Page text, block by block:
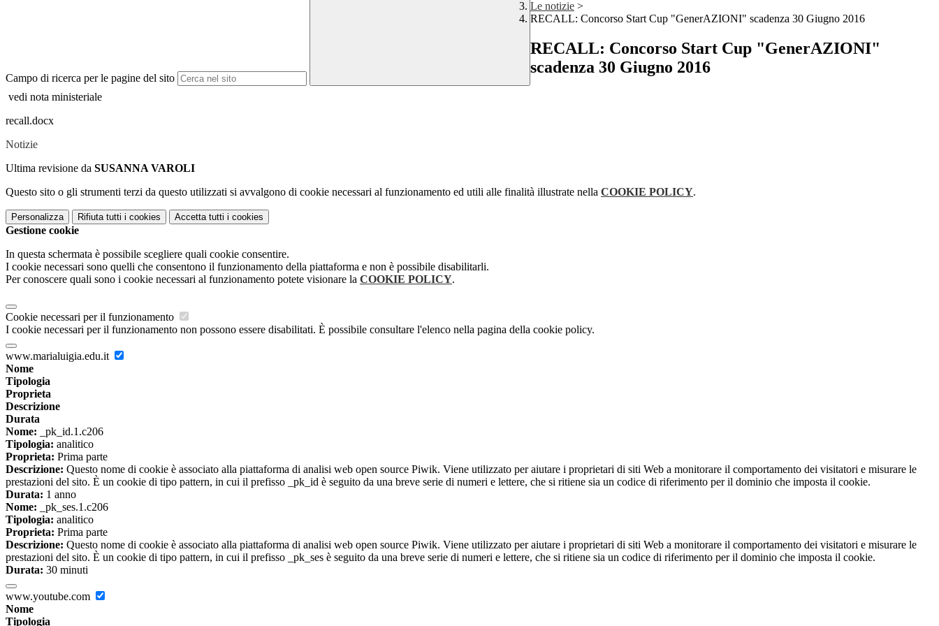
Campo di ricerca per le pagine del sito
Le notizie >
RECALL: Concorso Start Cup "GenerAZIONI" scadenza 30 Giugno 2016
RECALL: Concorso Start Cup "GenerAZIONI"
scadenza 30 Giugno 2016
vedi nota ministeriale
recall.docx
Notizie
Ultima revisione da SUSANNA VAROLI
Questo sito o gli strumenti terzi da questo utilizzati si avvalgono di cookie necessari al funzionamento ed utili alle finalità illustrate nella COOKIE POLICY.
Personalizza Rifiuta tutti i cookies Accetta tutti i cookies
Gestione cookie
In questa schermata è possibile scegliere quali cookie consentire.
I cookie necessari sono quelli che consentono il funzionamento della piattaforma e non è possibile disabilitarli.
Per conoscere quali sono i cookie necessari al funzionamento potete visionare la COOKIE POLICY.
Cookie necessari per il funzionamento
I cookie necessari per il funzionamento non possono essere disabilitati. È possibile consultare l'elenco nella pagina della cookie policy.
www.marialuigia.edu.it
Nome
Tipologia
Proprieta
Descrizione
Durata
Nome: _pk_id.1.c206
Tipologia: analitico
Proprieta: Prima parte
Descrizione: Questo nome di cookie è associato alla piattaforma di analisi web open source Piwik. Viene utilizzato per aiutare i proprietari di siti Web a monitorare il comportamento dei visitatori e misurare le
prestazioni del sito. È un cookie di tipo pattern, in cui il prefisso _pk_id è seguito da una breve serie di numeri e lettere, che si ritiene sia un codice di riferimento per il dominio che imposta il cookie.
Durata: 1 anno
Nome: _pk_ses.1.c206
Tipologia: analitico
Proprieta: Prima parte
Descrizione: Questo nome di cookie è associato alla piattaforma di analisi web open source Piwik. Viene utilizzato per aiutare i proprietari di siti Web a monitorare il comportamento dei visitatori e misurare le
prestazioni del sito. È un cookie di tipo pattern, in cui il prefisso _pk_ses è seguito da una breve serie di numeri e lettere, che si ritiene sia un codice di riferimento per il dominio che imposta il cookie.
Durata: 30 minuti
www.youtube.com
Nome
Tipologia